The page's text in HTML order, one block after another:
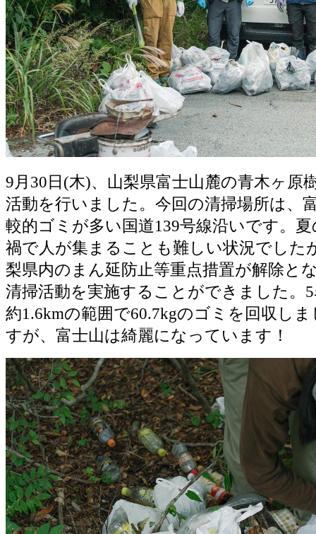
9月30日(木)、山梨県富士山麓の青木ヶ原
活動を行いました。今回の清掃場所は、
較的ゴミが多い国道139号線沿いです。
禍で人が集まることも難しい状況でした
梨県内のまん延防止等重点措置が解除と
清掃活動を実施することができました。
約1.6kmの範囲で60.7kgのゴミを回収し
すが、富士山は綺麗になっています！